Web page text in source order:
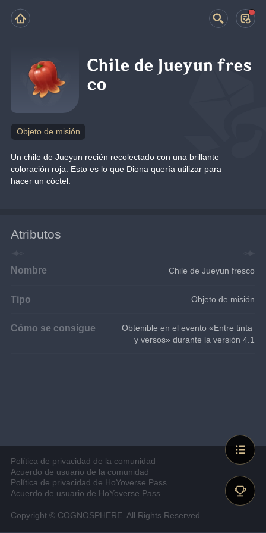
Chile de Jueyun fres
co
Objeto de misión
Un chile de Jueyun recién recolectado con una brillante
coloración roja. Esto es lo que Diona quería utilizar para
hacer un cóctel.
Atributos
Nombre Chile de Jueyun fresco
Tipo Objeto de misión
Cómo se consigue
Obtenible en el evento «Entre tinta
y versos» durante la versión 4.1
Política de privacidad de la comunidad
Acuerdo de usuario de la comunidad
Política de privacidad de HoYoverse Pass
Acuerdo de usuario de HoYoverse Pass
Copyright © COGNOSPHERE. All Rights Reserved.